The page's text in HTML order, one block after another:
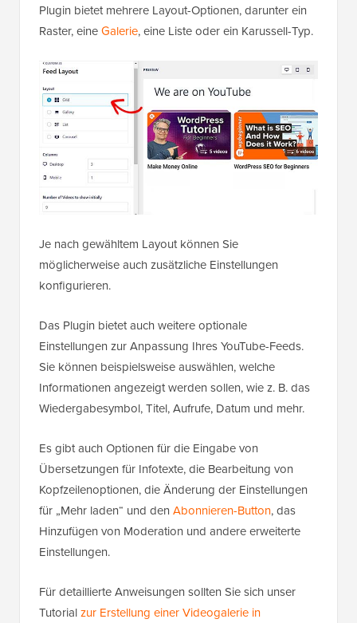
Plugin bietet mehrere Layout-Optionen, darunter ein
Raster, eineGalerie, eine Liste oder ein Karussell-Typ.
Je nach gewähltem Layout können Sie
möglicherweise auch zusätzliche Einstellungen
konfigurieren.
Das Plugin bietet auch weitere optionale
Einstellungen zur Anpassung Ihres YouTube-Feeds.
Sie können beispielsweise auswählen, welche
Informationen angezeigt werden sollen, wie z. B. das
Wiedergabesymbol, Titel, Aufrufe, Datum und mehr.
Es gibt auch Optionen für die Eingabe von
Übersetzungen für Infotexte, die Bearbeitung von
Kopfzeilenoptionen, die Änderung der Einstellungen
für „Mehr laden“ und den Abonnieren-Button, das
Hinzufügen von Moderation und andere erweiterte
Einstellungen.
Für detaillierte Anweisungen sollten Sie sich unser
Tutorialzur Erstellung einer Videogalerie in